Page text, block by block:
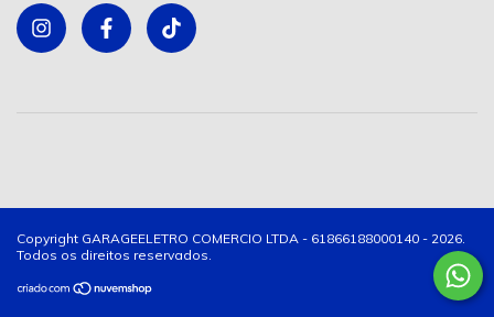
Copyright GARAGEELETRO COMERCIO LTDA - 61866188000140 - 2026.
Todos os direitos reservados.